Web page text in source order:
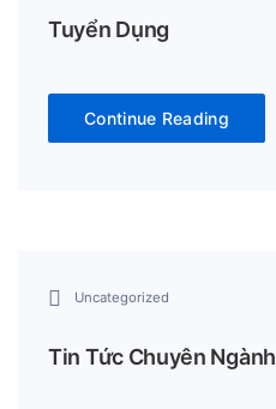
Tuyển Dụng
Continue Reading
Uncategorized
Tin Tức Chuyên Ngành